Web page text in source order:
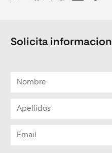
Solicita informacion